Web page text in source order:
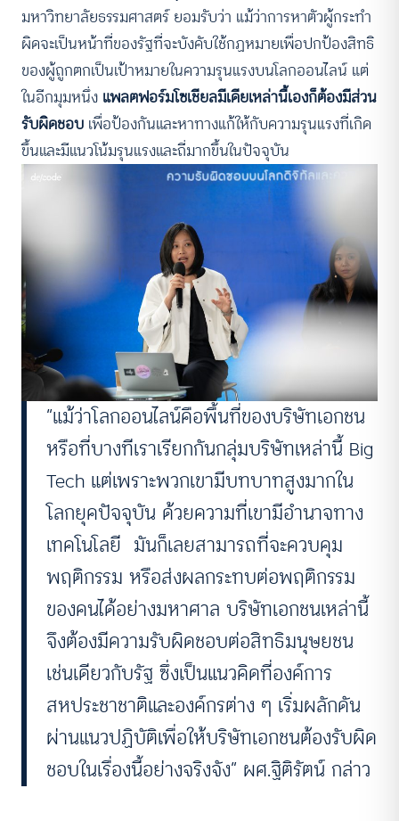
มหาวิทยาลัยธรรมศาสตร์ ยอมรับว่า แม้ว่าการหาตัวผู้กระทำ
ผิดจะเป็นหน้าที่ของรัฐที่จะบังคับใช้กฏหมายเพื่อปกป้องสิทธิ
ของผู้ถูกตกเป็นเป้าหมายในความรุนแรงบนโลกออนไลน์ แต่
ในอีกมุมหนึ่ง แพลตฟอร์มโซเชียลมีเดียเหล่านี้เองก็ต้องมีส่วน
รับผิดชอบ เพื่อป้องกันและหาทางแก้ให้กับความรุนแรงที่เกิด
ขึ้นและมีแนวโน้มรุนแรงและถี่มากขึ้นในปัจจุบัน
“แม้ว่าโลกออนไลน์คือพื้นที่ของบริษัทเอกชน
หรือที่บางทีเราเรียกกันกลุ่มบริษัทเหล่านี้ Big
Tech แต่เพราะพวกเขามีบทบาทสูงมากใน
โลกยุคปัจจุบัน ด้วยความที่เขามีอำนาจทาง
เทคโนโลยี มันก็เลยสามารถที่จะควบคุม
พฤติกรรม หรือส่งผลกระทบต่อพฤติกรรม
ของคนได้อย่างมหาศาล บริษัทเอกชนเหล่านี้
จึงต้องมีความรับผิดชอบต่อสิทธิมนุษยชน
เช่นเดียวกับรัฐ ซึ่งเป็นแนวคิดที่องค์การ
สหประชาชาติและองค์กรต่าง ๆ เริ่มผลักดัน
ผ่านแนวปฏิบัติเพื่อให้บริษัทเอกชนต้องรับผิด
ชอบในเรื่องนี้อย่างจริงจัง” ผศ.ฐิติรัตน์ กล่าว